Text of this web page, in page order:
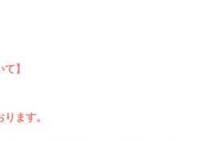
りがとうございます。
つきましてはご注文用
がございます場合、ご
クレジットカードの場合
】
ます。